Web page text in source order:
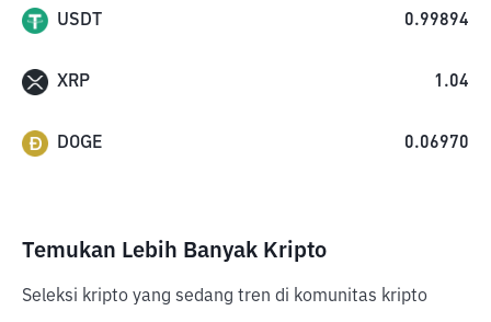
USDT 0.99894
XRP 1.04
DOGE 0.06970
Temukan Lebih Banyak Kripto
Seleksi kripto yang sedang tren di komunitas kripto